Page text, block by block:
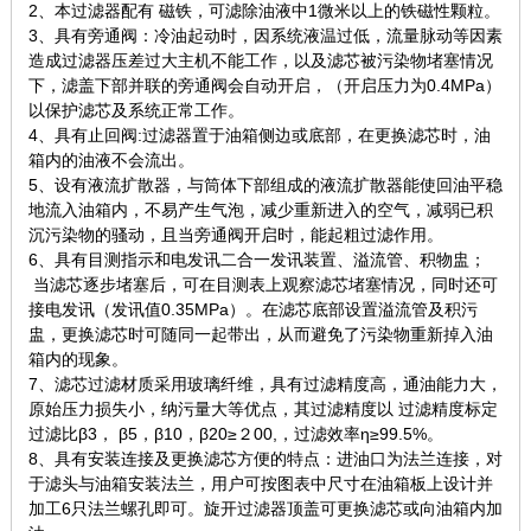
2、本过滤器配有 磁铁，可滤除油液中1微米以上的铁磁性颗粒。
3、具有旁通阀：冷油起动时，因系统液温过低，流量脉动等因素
造成过滤器压差过大主机不能工作，以及滤芯被污染物堵塞情况
下，滤盖下部并联的旁通阀会自动开启，（开启压力为0.4MPa）
以保护滤芯及系统正常工作。
4、具有止回阀:过滤器置于油箱侧边或底部，在更换滤芯时，油
箱内的油液不会流出。
5、设有液流扩散器，与筒体下部组成的液流扩散器能使回油平稳
地流入油箱内，不易产生气泡，减少重新进入的空气，减弱已积
沉污染物的骚动，且当旁通阀开启时，能起粗过滤作用。
6、具有目测指示和电发讯二合一发讯装置、溢流管、积物盅；
当滤芯逐步堵塞后，可在目测表上观察滤芯堵塞情况，同时还可
接电发讯（发讯值0.35MPa）。在滤芯底部设置溢流管及积污
盅，更换滤芯时可随同一起带出，从而避免了污染物重新掉入油
箱内的现象。
7、滤芯过滤材质采用玻璃纤维，具有过滤精度高，通油能力大，
原始压力损失小，纳污量大等优点，其过滤精度以 过滤精度标定
过滤比β3， β5，β10，β20≥２00,，过滤效率η≥99.5%。
8、具有安装连接及更换滤芯方便的特点：进油口为法兰连接，对
于滤头与油箱安装法兰，用户可按图表中尺寸在油箱板上设计并
加工6只法兰螺孔即可。旋开过滤器顶盖可更换滤芯或向油箱内加